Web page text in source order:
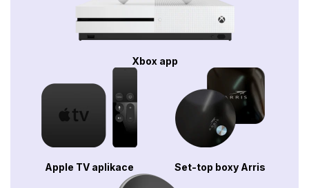
Xbox app
Apple TV aplikace Set-top boxy Arris